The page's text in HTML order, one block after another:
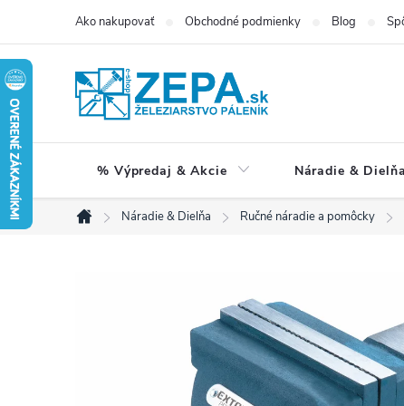
obsah
Ako nakupovať Obchodné podmienky Blog
% Výpredaj & Akcie Náradie & Dielňa
Domov
Náradie & Dielňa Ručné náradie a pomôcky